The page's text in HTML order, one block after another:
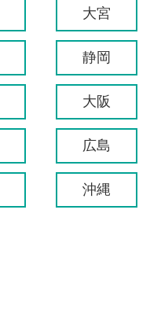
大宮
静岡
大阪
広島
沖縄